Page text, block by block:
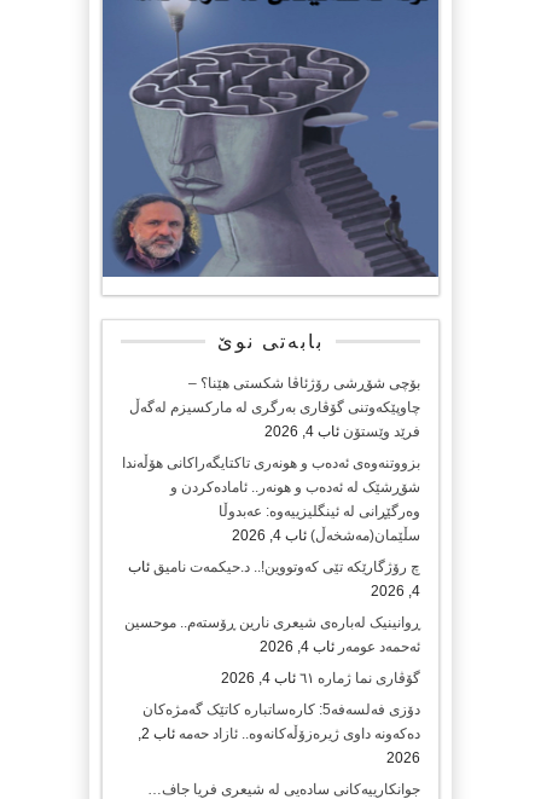
بابەتی نوێ
بۆچی شۆڕشی رۆژئاڤا شکستی هێنا؟ –
چاوپێکەوتنی گۆڤاری بەرگری لە مارکسیزم لەگەڵ
فرێد وێستۆن ئاب 4, 2026
بزووتنەوەی ئەدەب و هونەری تاکتایگەراکانی هۆڵەندا
شۆڕشێک لە ئەدەب و هونەر.. ئامادەکردن و
وەرگێڕانی لە ئینگلیزییەوە: عەبدوڵا
سڵێمان(مەشخەڵ) ئاب 4, 2026
چ رۆژگارێکە تێی کەوتووین!.. د.حیکمەت نامیق ئاب
4, 2026
ڕوانینیک لەبارەى شیعرى نارین ڕۆستەم.. موحسین
ئەحمەد عومەر ئاب 4, 2026
گۆڤاری نما ژمارە ٦١
ئاب 4, 2026
دۆزی فەلسەفە5: کارەساتبارە کاتێک گەمژەکان
دەکەونە داوی ژیرەزۆڵەکانەوە.. ئازاد حەمە
2026
جوانکارییەکانی سادەیی لە شیعری فریا جاف…